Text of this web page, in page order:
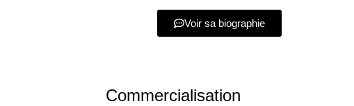
Voir sa biographie
Commercialisation